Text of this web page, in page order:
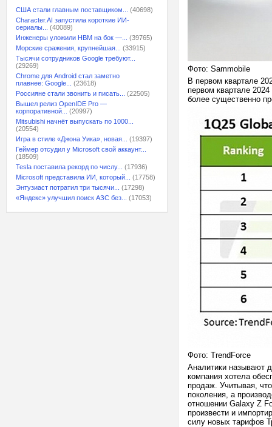
США стали главным поставщиком...
(40698)
Character.AI запустила короткие ИИ-
сериалы...
(40089)
Инженеры уложили HBM на бок —...
(39765)
Морские сражения, крупнейшая...
(33915)
Тысячи сотрудников Google требуют...
(29269)
Chrome для Android стал заметно
плавнее: Google...
(23618)
Россияне стали звонить и писать...
(22505)
Вышел релиз OpenIDE Pro —
корпоративной...
(20997)
Mitsubishi начнёт выпускать по 1000...
(20554)
Игра в стиле «Джона Уика», новая...
(19397)
Геймер отсудил у Microsoft свой аккаунт...
(18509)
Tesla поставила рекорд по числу...
(17936)
Microsoft представила ИИ, который...
(17758)
Энтузиаст потратил три тысячи...
(17298)
«Яндекс» улучшил поиск АЗС без...
(17053)
Фото: Sammobile
В первом квартале
первом квартале
более существенно
Фото: TrendForce
Аналитики называют
компания хотела
продаж. Учитывая,
поколения, а
отношении Galaxy Z
произвести и
силу новых тарифов